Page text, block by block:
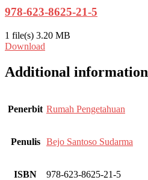
978-623-8625-21-5
1 file(s) 3.20 MB
Download
Additional information
Penerbit Rumah Pengetahuan
Penulis Bejo Santoso Sudarma
ISBN 978-623-8625-21-5